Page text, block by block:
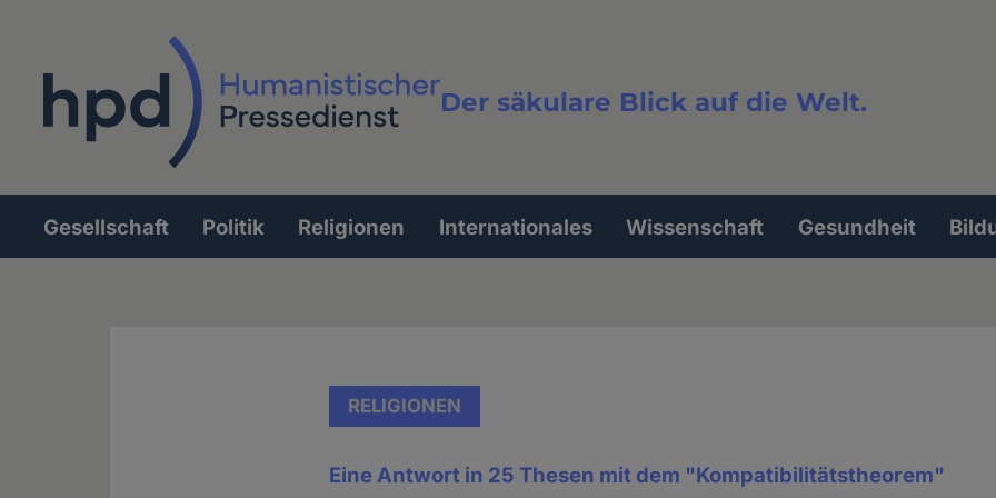
Der säkulare Blick auf die Welt.
Volltextsuche
Hauptnavigation
Gesellschaft Politik Religionen Internationales Wissenschaft Gesundheit
RELIGIONEN
Eine Antwort in 25 Thesen mit dem "Kompatibilitätstheorem"